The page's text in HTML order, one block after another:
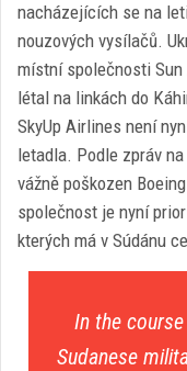
nacházejících se na
nouzových vysílačů.
místní společnosti
létal na linkách do
SkyUp Airlines není
letadla. Podle zpráv
vážně poškozen
společnost je nyní
kterých má v Súdánu
In the
Sudanese